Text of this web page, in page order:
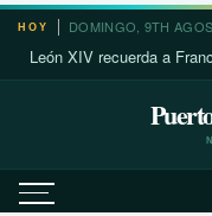
Saltar
contenido
HOY DOMINGO, 9TH
XIV recuerda a